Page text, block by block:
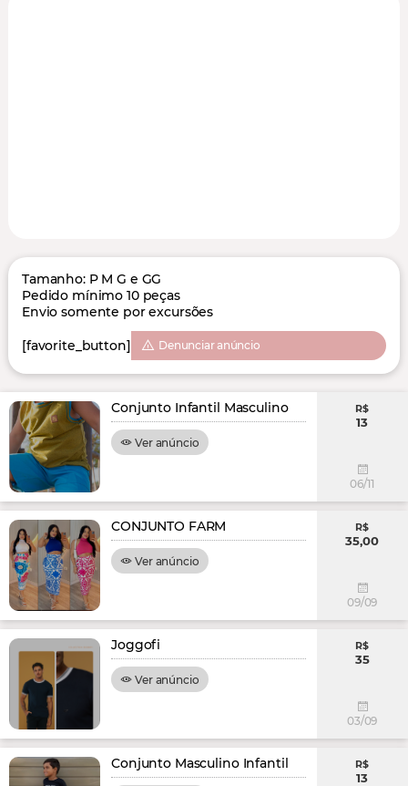
Tamanho: P M G e GG
Pedido mínimo 10 peças
Envio somente por excursões
[favorite_button] Denunciar anúncio
Conjunto Infantil Masculino
Ver anúncio
R$
13
06/11
CONJUNTO FARM
Ver anúncio
R$
35,00
09/09
Joggofi
Ver anúncio
R$
35
03/09
Conjunto Masculino Infantil R$
13